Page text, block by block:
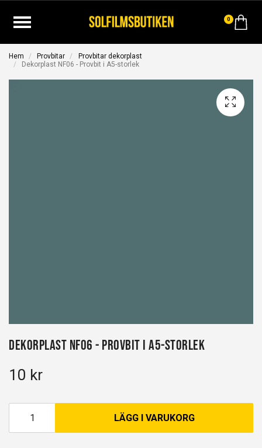
0
Hem Provbitar
Provbitar dekorplast
Dekorplast NF06 - Provbit i A5-storlek
Dekorplast NF06 - Provbit i A5-storlek
10 kr
LÄGG I VARUKORG